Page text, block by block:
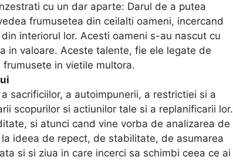
cu un dar aparte: Darul de a putea
frumusetea din ceilalti oameni, incercand
interiorul lor. Acesti oameni s-au nascut cu
in valoare. Aceste talente, fie ele legate de
in vietile multora.
sacrificiilor, a autoimpunerii, a restrictiei si a
scopurilor si actiunilor tale si a replanificarii lor.
si atunci cand vine vorba de analizarea de
ideea de repect, de stabilitate, de asumarea
si si ziua in care incerci sa schimbi ceea ce ai